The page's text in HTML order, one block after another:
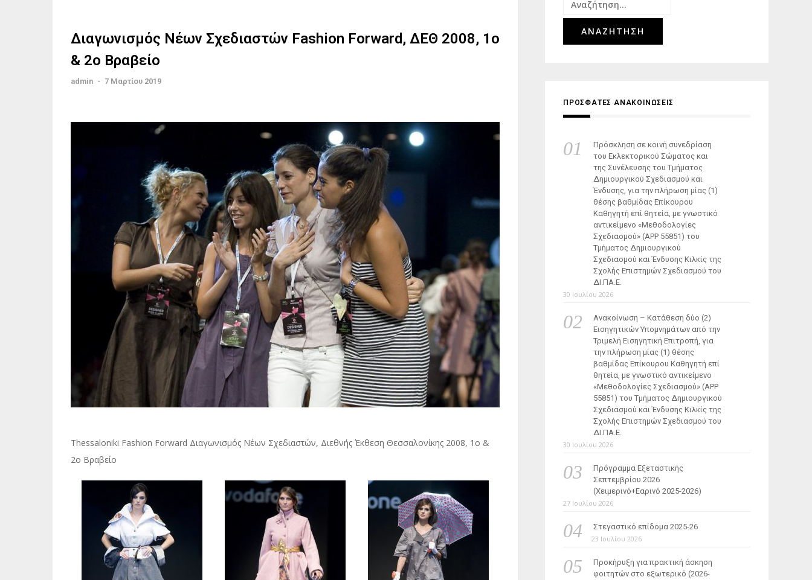
Διαγωνισμός Νέων Σχεδιαστών Fashion Forward, ΔEΘ 2008, 1o
& 2o Βραβείο
admin - 7 Μαρτίου 2019
Thessaloniki Fashion Forward Διαγωνισμός Νέων Σχεδιαστών, Διεθνής Έκθεση Θεσσαλονίκης 2008, 1o &
2o Βραβείο
για:
ΠΡΟΣΦΑΤΕΣ ΑΝΑΚΟΙΝΩΣΕΙΣ
Πρόσκληση σε κοινή συνεδρίαση
του Εκλεκτορικού Σώματος και
της Συνέλευσης του Τμήματος
Δημιουργικού Σχεδιασμού και
Ένδυσης, για την πλήρωση μίας (1)
θέσης βαθμίδας Επίκουρου
Καθηγητή επί θητεία, με γνωστικό
αντικείμενο «Μεθοδολογίες
Σχεδιασμού» (ΑΡΡ 55851) του
Τμήματος Δημιουργικού
Σχεδιασμού και Ένδυσης Κιλκίς της
Σχολής Επιστημών Σχεδιασμού του
ΔΙ.ΠΑ.Ε.
30 Ιουλίου 2026
Ανακοίνωση – Κατάθεση δύο (2)
Εισηγητικών Υπομνημάτων από την
Τριμελή Εισηγητική Επιτροπή, για
την πλήρωση μίας (1) θέσης
βαθμίδας Επίκουρου Καθηγητή επί
θητεία, με γνωστικό αντικείμενο
«Μεθοδολογίες Σχεδιασμού» (ΑΡΡ
55851) του Τμήματος Δημιουργικού
Σχεδιασμού και Ένδυσης Κιλκίς της
Σχολής Επιστημών Σχεδιασμού του
ΔΙ.ΠΑ.Ε.
30 Ιουλίου 2026
Πρόγραμμα Εξεταστικής
Σεπτεμβρίου 2026
(Χειμερινό+Εαρινό 2025-2026)
27 Ιουλίου 2026
Στεγαστικό επίδομα 2025-26
23 Ιουλίου 2026
Προκήρυξη για πρακτική άσκηση
φοιτητών στο εξωτερικό (2026-